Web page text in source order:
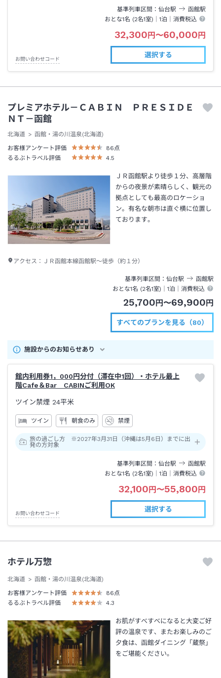
基準列車区間 仙台駅 函館駅
おとな1名 (2名1室)｜1泊 ｜消費税込
32,300円〜60,000円
お問い合わせコード
選択する
プレミアホテル－ＣＡＢＩＮ ＰＲＥＳＩＤＥ
ＮＴ－函館
北海道
函館・湯の川温泉(北海道)
お客様アンケート評価
86点
るるぶトラベル評価
4.5
ＪＲ函館駅より徒歩１分、高層階
からの夜景が素晴らしく、観光の
拠点としても最高のロケーショ
ン。有名な朝市は直ぐ横に位置し
ております。
アクセス： ＪＲ函館本線函館駅～徒歩（約１分）
基準列車区間 仙台駅 函館駅
おとな1名 (2名1室)｜1泊 ｜消費税込
25,700円〜69,900円
すべてのプランを見る（80）
施設からのお知らせあり
館内利用券1，000円分付（滞在中1回）・ホテル最上
階Cafe＆Bar CABINご利用OK
ツイン禁煙 24平米
ツイン 朝食のみ 禁煙
旅の過ごし方 ※2027年3月31日（沖縄は5月6日）までに出
発の方対象
基準列車区間 仙台駅 函館駅
おとな1名 (2名1室)｜1泊 ｜消費税込
32,100円〜55,800円
お問い合わせコード
選択する
ホテル万惣
北海道
函館・湯の川温泉(北海道)
お客様アンケート評価
86点
るるぶトラベル評価
4.3
お肌がすべすべになると大変ご好
評の温泉です、またお楽しみのご
夕食は、函館ダイニング「蔵祭」
をご堪能ください。